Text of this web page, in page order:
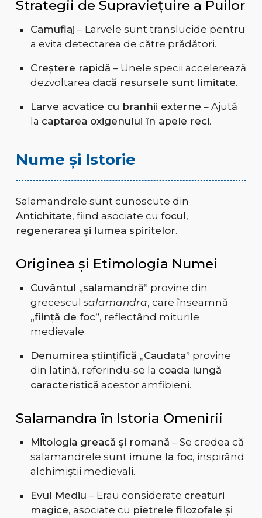
Strategii de Supraviețuire a Puilor
Camuflaj – Larvele sunt translucide pentru
a evita detectarea de către prădători.
Creștere rapidă – Unele specii accelerează
dezvoltarea dacă resursele sunt limitate.
Larve acvatice cu branhii externe – Ajută
la captarea oxigenului în apele reci.
Nume și Istorie
Salamandrele sunt cunoscute din
Antichitate, fiind asociate cu focul,
regenerarea și lumea spiritelor.
Originea și Etimologia Numei
Cuvântul „salamandră” provine din
grecescul salamandra, care înseamnă
„ființă de foc”, reflectând miturile
medievale.
Denumirea științifică „Caudata” provine
din latină, referindu-se la coada lungă
caracteristică acestor amfibieni.
Salamandra în Istoria Omenirii
Mitologia greacă și romană – Se credea că
salamandrele sunt imune la foc, inspirând
alchimiștii medievali.
Evul Mediu – Erau considerate creaturi
magice, asociate cu pietrele filozofale și